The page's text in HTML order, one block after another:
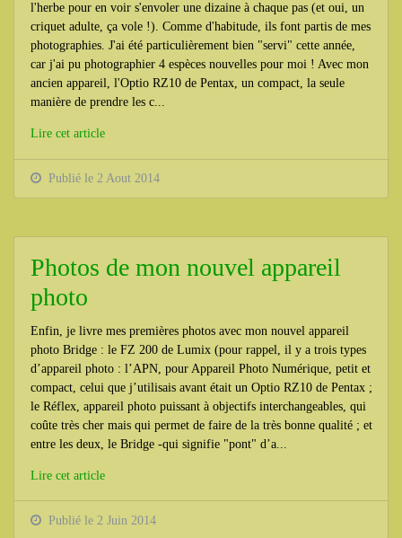
l'herbe pour en voir s'envoler une dizaine à chaque pas (et oui, un
criquet adulte, ça vole !). Comme d'habitude, ils font partis de mes
photographies. J'ai été particulièrement bien "servi" cette année,
car j'ai pu photographier 4 espèces nouvelles pour moi ! Avec mon
ancien appareil, l'Optio RZ10 de Pentax, un compact, la seule
manière de prendre les c...
Lire cet article
Publié le 2 Aout 2014
Photos de mon nouvel appareil
photo
Enfin, je livre mes premières photos avec mon nouvel appareil
photo Bridge : le FZ 200 de Lumix (pour rappel, il y a trois types
d’appareil photo : l’APN, pour Appareil Photo Numérique, petit et
compact, celui que j’utilisais avant était un Optio RZ10 de Pentax ;
le Réflex, appareil photo puissant à objectifs interchangeables, qui
coûte très cher mais qui permet de faire de la très bonne qualité ; et
entre les deux, le Bridge -qui signifie "pont" d’a...
Lire cet article
Publié le 2 Juin 2014